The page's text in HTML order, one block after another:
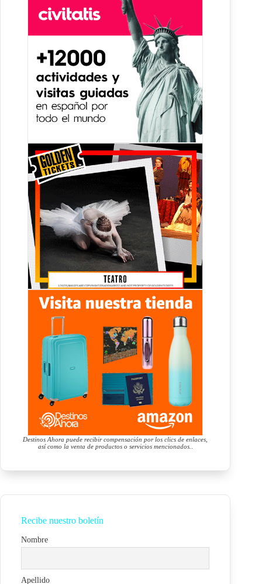
Destinos Ahora puede recibir compensación por los clics de enlaces,
así como la venta de productos o servicios mencionados.
Recibe nuestro boletín
Nombre
Apellido